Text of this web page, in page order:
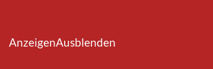
AnzeigenAusblenden
etwas bewirken!